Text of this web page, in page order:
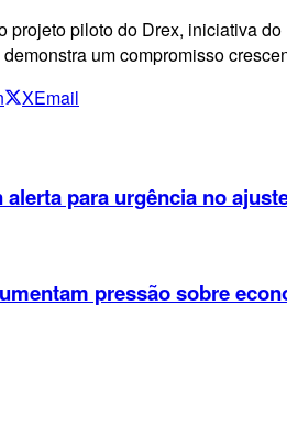
projeto piloto do Drex, iniciativa
um compromisso
XEmail
alerta para urgência no
pressão sobre